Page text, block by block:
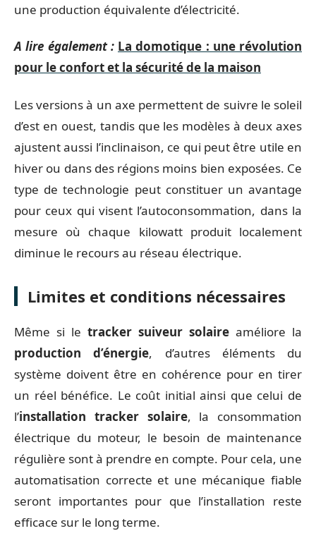
une production équivalente d’électricité.
A lire également : La domotique : une révolution
pour le confort et la sécurité de la maison
Les versions à un axe permettent de suivre le soleil
d’est en ouest, tandis que les modèles à deux axes
ajustent aussi l’inclinaison, ce qui peut être utile en
hiver ou dans des régions moins bien exposées. Ce
type de technologie peut constituer un avantage
pour ceux qui visent l’autoconsommation, dans la
mesure où chaque kilowatt produit localement
diminue le recours au réseau électrique.
Limites et conditions nécessaires
Même si le tracker suiveur solaire améliore la
production d’énergie, d’autres éléments du
système doivent être en cohérence pour en tirer
un réel bénéfice. Le coût initial ainsi que celui de
l’installation tracker solaire, la consommation
électrique du moteur, le besoin de maintenance
régulière sont à prendre en compte. Pour cela, une
automatisation correcte et une mécanique fiable
seront importantes pour que l’installation reste
efficace sur le long terme.